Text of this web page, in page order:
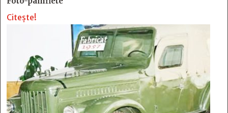
Citește!